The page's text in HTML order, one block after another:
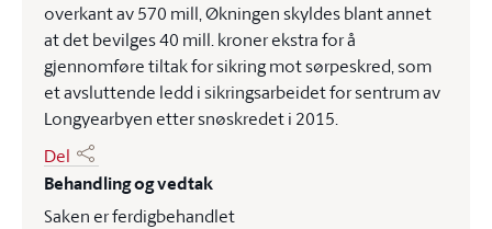
overkant av 570 mill, Økningen skyldes blant annet
at det bevilges 40 mill. kroner ekstra for å
gjennomføre tiltak for sikring mot sørpeskred, som
et avsluttende ledd i sikringsarbeidet for sentrum av
Longyearbyen etter snøskredet i 2015.
Del
Behandling og vedtak
Saken er ferdigbehandlet